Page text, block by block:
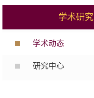
学术研究
学术动态
研究中心